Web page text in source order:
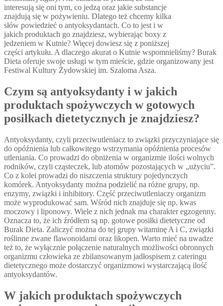
interesują się oni tym, co jedzą oraz jakie substancje
znajdują się w pożywieniu. Dlatego też chcemy kilka
słów powiedzieć o antyoksydantach. Co to jest i w
jakich produktach go znajdziesz, wybierając boxy z
jedzeniem w Kutnie? Więcej dowiesz się z poniższej
części artykułu. A dlaczego akurat o Kutnie wspomnieliśmy? Burak
Dieta oferuje swoje usługi w tym mieście, gdzie organizowany jest
Festiwal Kultury Żydowskiej im. Szaloma Asza.
Czym są antyoksydanty i w jakich
produktach spożywczych w gotowych
posiłkach dietetycznych je znajdziesz?
Antyoksydanty, czyli przeciwutleniacz to związki przyczyniające się
do opóźnienia lub całkowitego wstrzymania opóźnienia procesów
utleniania. Co prowadzi do obniżenia w organizmie ilości wolnych
rodników, czyli cząsteczek, lub atomów pozostających w „użyciu”.
Co z kolei prowadzi do niszczenia struktury pojedynczych
komórek. Antyoksydanty można podzielić na różne grupy, np.
enzymy, związki i inhibitory. Część przeciwutleniaczy organizm
może wyprodukować sam. Wśród nich znajduje się np. kwas
moczowy i liponowy. Wiele z nich jednak ma charakter egzogenny.
Oznacza to, że ich źródłem są np. gotowe posiłki dietetyczne od
Burak Dieta. Zaliczyć można do tej grupy witaminę A i C, związki
roślinne zwane flawonoidami oraz likopen. Warto mieć na uwadze
też to, że wyłącznie połączenie naturalnych możliwości obronnych
organizmu człowieka ze zbilansowanym jadłospisem z cateringu
dietetycznego może dostarczyć organizmowi wystarczającą ilość
antyoksydantów.
W jakich produktach spożywczych